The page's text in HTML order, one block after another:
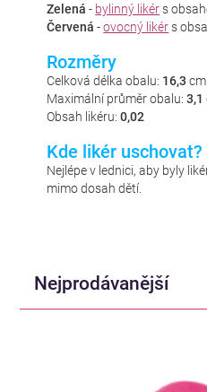
Zelená - bylinný likérs
Červená -ovocný likérs
Rozměry
Celková délka obalu: 16,3 cm
Maximální průměr obalu:3,1
Obsah likéru:0,02
Kde likér uschovat?
Nejlépe v lednici, aby byly
mimo dosah dětí.
Nejprodávanější